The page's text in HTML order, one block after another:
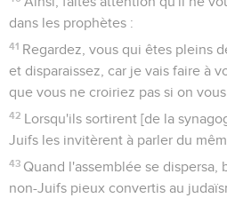
dans les prophètes :
41 Regardez, vous qui êtes pleins
et disparaissez, car je vais faire à
que vous ne croiriez pas si on
42 Lorsqu'ils sortirent [de la
Juifs les invitèrent à parler du
43 Quand l'assemblée se dispersa,
non-Juifs pieux convertis au